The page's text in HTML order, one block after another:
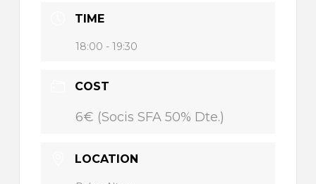
TIME
18:00 - 19:30
COST
6€ (Socis SFA 50% Dte.)
LOCATION